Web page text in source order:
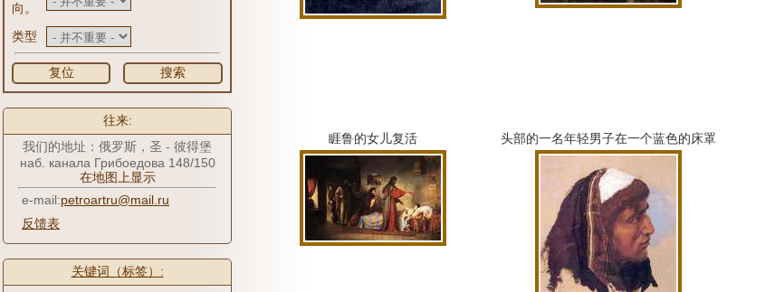
向。
类型
复位 搜索
往来:
我们的地址：俄罗斯，圣 - 彼得堡
наб. канала Грибоедова 148/150
在地图上显示
e-mail:petroartru@mail.ru
反馈表
关键词（标签）:
睚鲁的女儿复活 头部的一名年轻男子在一个蓝色的床罩